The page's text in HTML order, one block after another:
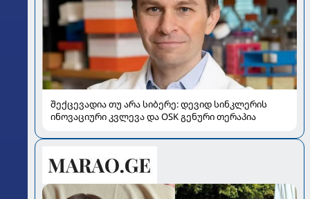
შექცევადია თუ არა სიბერე: დევიდ სინკლერის
ინოვაციური კვლევა და OSK გენური თერაპია